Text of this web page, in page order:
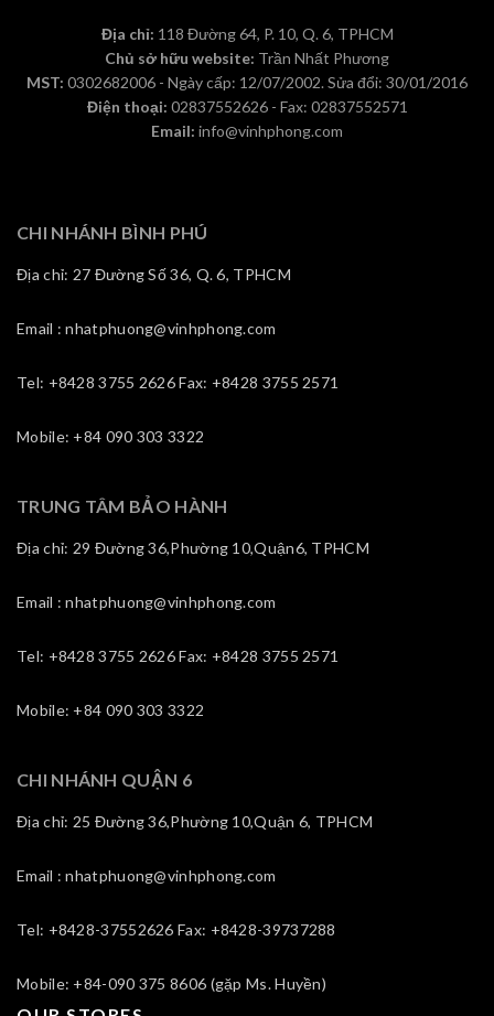
Địa chỉ: 118 Đường 64, P. 10, Q. 6, TPHCM
Chủ sở hữu website: Trần Nhất Phương
MST: 0302682006 - Ngày cấp: 12/07/2002. Sửa đổi: 30/01/2016
Điện thoại: 02837552626 - Fax: 02837552571
Email: info@vinhphong.com
CHI NHÁNH BÌNH PHÚ
Địa chỉ: 27 Đường Số 36, Q. 6, TPHCM
Email : nhatphuong@vinhphong.com
Tel: +8428 3755 2626 Fax: +8428 3755 2571
Mobile: +84 090 303 3322
TRUNG TÂM BẢO HÀNH
Địa chỉ: 29 Đường 36,Phường 10,Quận6, TPHCM
Email : nhatphuong@vinhphong.com
Tel: +8428 3755 2626 Fax: +8428 3755 2571
Mobile: +84 090 303 3322
CHI NHÁNH QUẬN 6
Địa chỉ: 25 Đường 36,Phường 10,Quận 6, TPHCM
Email : nhatphuong@vinhphong.com
Tel: +8428-37552626 Fax: +8428-39737288
Mobile: +84-090 375 8606 (gặp Ms. Huyền)